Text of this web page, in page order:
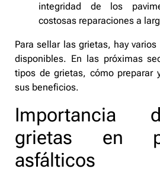
integridad de los
costosas reparaciones a
Para sellar las grietas, hay
disponibles. En las próximas
tipos de grietas, cómo preparar
sus beneficios.
Importancia
grietas en
asfálticos